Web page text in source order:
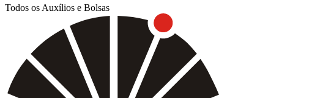
Todos os Auxílios e Bolsas